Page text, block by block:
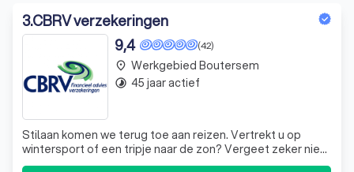
3.CBRV verzekeringen
(42)
9,4
Stilaan komen we terug toe aan reizen. Vertrekt u op
wintersport of een tripje naar de zon? Vergeet zeker niet
uw reisbijstand tijdig aan te vragen.
place Werkgebied Boutersem
timelapse 45 jaar actief